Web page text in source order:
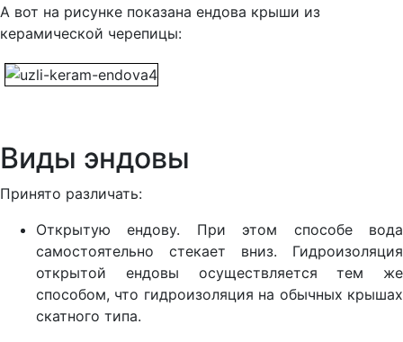
А вот на рисунке показана ендова крыши из
керамической черепицы:
Виды эндовы
Принято различать:
Открытую ендову. При этом способе вода
самостоятельно стекает вниз. Гидроизоляция
открытой ендовы осуществляется тем же
способом, что гидроизоляция на обычных крышах
скатного типа.